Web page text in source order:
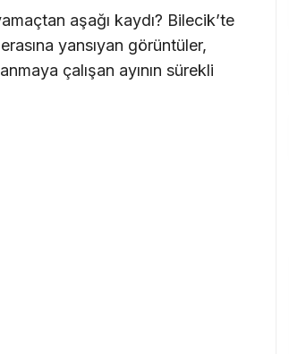
aşağı kaydı? Bilecik’te
yansıyan görüntüler,
çalışan ayının sürekli